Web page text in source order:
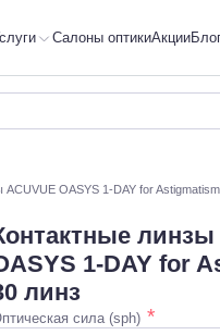
Салоны оптикиАкции
ACUVUE OASYS 1-DAY for
линзы
1-DAY for
линз
сила (sph) *